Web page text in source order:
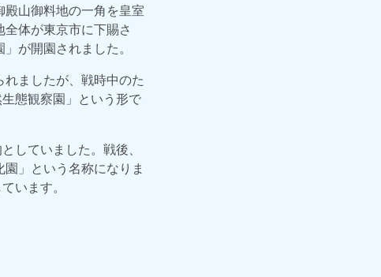
山御料地の一角を皇室
体が東京市に下賜さ
が開園されました。
ましたが、戦時中のた
態観察園」という形で
していました。戦後、
」という名称になりま
います。